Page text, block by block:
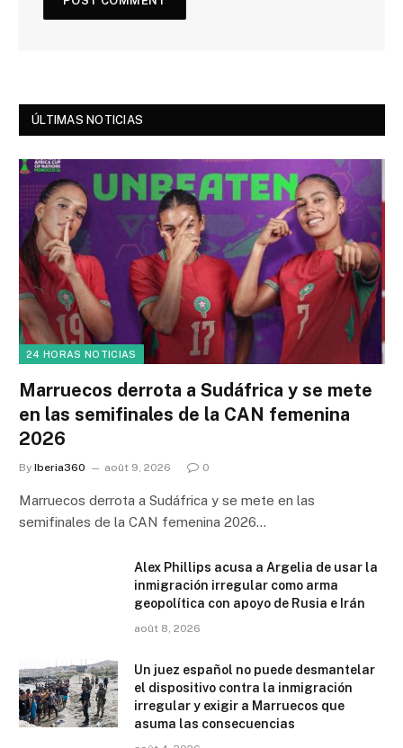
ÚLTIMAS NOTICIAS
24 HORAS NOTICIAS
Marruecos derrota a Sudáfrica y se mete
en las semifinales de la CAN femenina
2026
By Iberia360 août 9, 2026 0
Marruecos derrota a Sudáfrica y se mete en las
semifinales de la CAN femenina 2026…
Alex Phillips acusa a Argelia de usar la
inmigración irregular como arma
geopolítica con apoyo de Rusia e Irán
août 8, 2026
Un juez español no puede desmantelar
el dispositivo contra la inmigración
irregular y exigir a Marruecos que
asuma las consecuencias